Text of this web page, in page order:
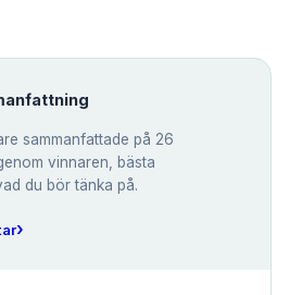
sammanfattade på 26
vinnaren, bästa
du bör tänka på.
›